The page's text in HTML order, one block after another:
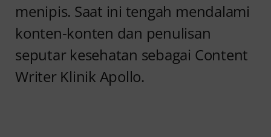
menipis. Saat ini tengah mendalami
konten-konten dan penulisan
seputar kesehatan sebagai Content
Writer Klinik Apollo.